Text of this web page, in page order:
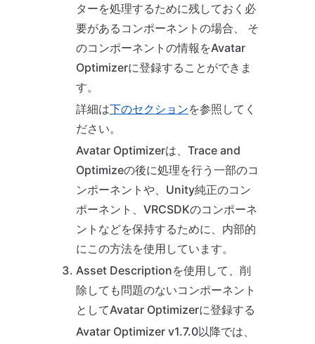
ターを処理するために残しておく必
要があるコンポーネントの場合、 そ
のコンポーネントの情報をAvatar
Optimizerに登録することができま
す。
詳細は下のセクションを参照してく
ださい。
Avatar Optimizerは、Trace and
Optimizeの後に処理を行う一部のコ
ンポーネントや、Unity純正のコン
ポーネント、VRCSDKのコンポーネ
ントなどを保持するために、内部的
にこの方法を使用しています。
Asset Descriptionを使用して、削
除しても問題のないコンポーネント
としてAvatar Optimizerに登録する
Avatar Optimizer v1.7.0以降では、